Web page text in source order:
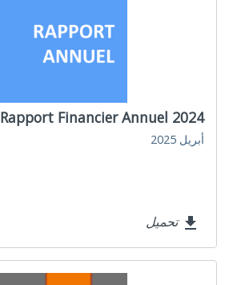
Rapport Financier Annuel 2024
أبريل 2025
file_download تحميل